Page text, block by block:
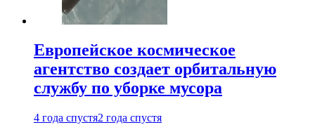
Европейское космическое
агентство создает орбитальную
службу по уборке мусора
4 года спустя2 года спустя